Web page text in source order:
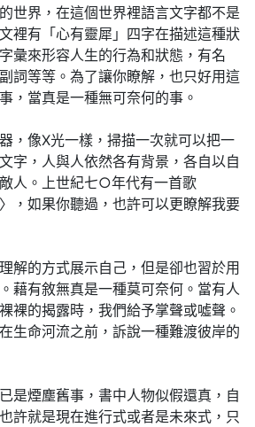
世界，在這個世界裡語言文字都不是
裡有「心有靈犀」四字在描述這種狀
彙來形容人生的行為和狀態，有名
詞等等。為了讓你瞭解，也只好用這
，當真是一種無可奈何的事。
，像X光一樣，掃描一次就可以把一
字，人與人依然各有背景，各自以自
人。上世紀七○年代有一首歌
，如果你聽過，也許可以更瞭解我要
解的方式展示自己，但是卻也習於用
藉有敘無真是一種莫可奈何。當有人
裸的揭露時，我們給予掌聲或噓聲。
生命河流之前，訴說一種難渡彼岸的
是煙塵舊事，書中人物似假還真，自
許就是現在進行式或者是未來式，只